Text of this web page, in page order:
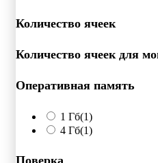
Количество ячеек
Количество ячеек для
Оперативная память
1 Гб(1)
4 Гб(1)
Поверка